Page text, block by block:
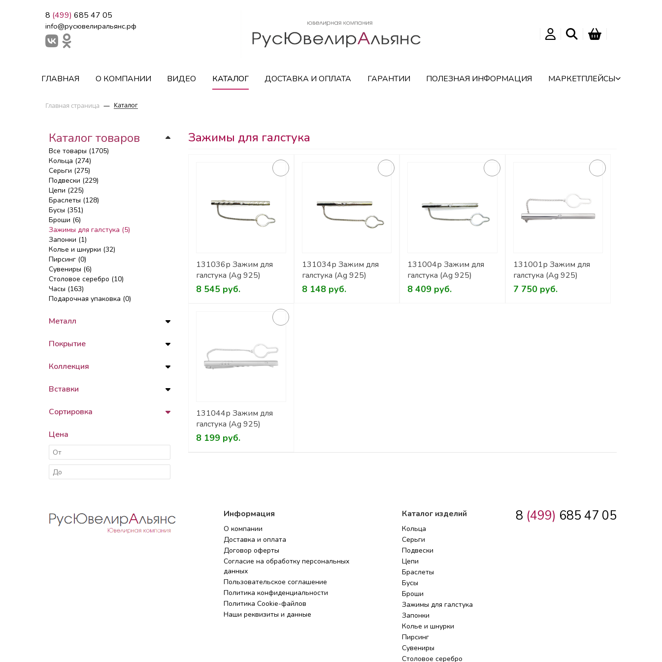
8 (499) 685 47 05
info@русювелиральянс.рф
ГЛАВНАЯ О КОМПАНИИ ВИДЕО КАТАЛОГ ДОСТАВКА И ОПЛАТА ГАРАНТИИ ПОЛЕЗНАЯ ИНФОРМАЦИЯ МАРКЕТПЛЕЙСЫ
Главная страница — Каталог
Каталог товаров
Все товары (1705)
Кольца (274)
Серьги (275)
Подвески (229)
Цепи (225)
Браслеты (128)
Бусы (351)
Броши (6)
Зажимы для галстука (5)
Запонки (1)
Колье и шнурки (32)
Пирсинг (0)
Сувениры (6)
Столовое серебро (10)
Часы (163)
Подарочная упаковка (0)
Металл
Покрытие
Коллекция
Вставки
Сортировка
Цена
Зажимы для галстука
131036р Зажим для
галстука (Ag 925)
8 545 руб.
131034р Зажим для
галстука (Ag 925)
8 148 руб.
131004р Зажим для
галстука (Ag 925)
8 409 руб.
131001р Зажим для
галстука (Ag 925)
7 750 руб.
131044р Зажим для
галстука (Ag 925)
8 199 руб.
Информация
О компании
Доставка и оплата
Договор оферты
Согласие на обработку персональных
данных
Пользовательское соглашение
Политика конфиденциальности
Политика Cookie-файлов
Наши реквизиты и данные
Каталог изделий
Кольца
Серьги
Подвески
Цепи
Браслеты
Бусы
Броши
Зажимы для галстука
Запонки
Колье и шнурки
Пирсинг
Сувениры
Столовое серебро
8 (499) 685 47 05